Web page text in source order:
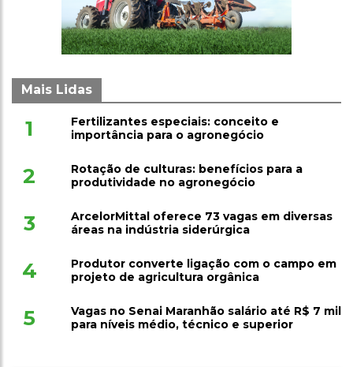
Mais Lidas
1
Fertilizantes especiais: conceito e
importância para o agronegócio
2
Rotação de culturas: benefícios para a
produtividade no agronegócio
3
ArcelorMittal oferece 73 vagas em diversas
áreas na indústria siderúrgica
4
Produtor converte ligação com o campo em
projeto de agricultura orgânica
5
Vagas no Senai Maranhão salário até R$ 7 mil
para níveis médio, técnico e superior